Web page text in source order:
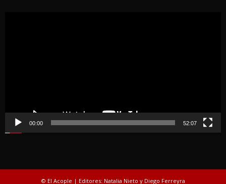
00:00 52:07
© El Acople | Editores: Natalia Nieto y Diego Ferreyra